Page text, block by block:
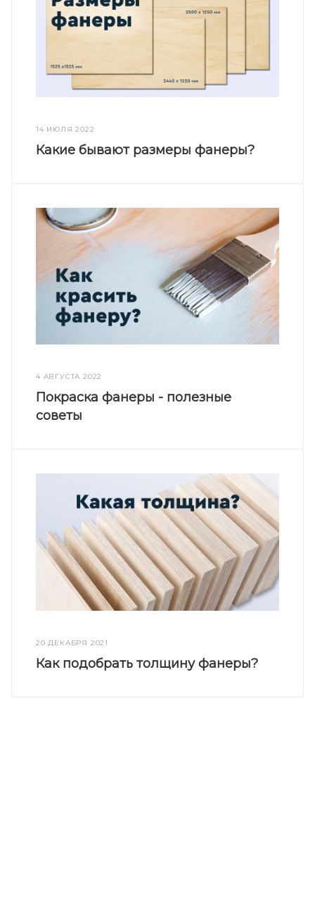
14 ИЮЛЯ 2022
Какие бывают размеры фанеры?
4 АВГУСТА 2022
Покраска фанеры - полезные
советы
20 ДЕКАБРЯ 2021
Как подобрать толщину фанеры?